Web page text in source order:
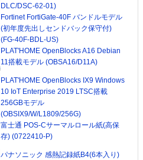
DLC/DSC-62-01)
Fortinet FortiGate-40F バンドルモデル
(初年度先出しセンドバック保守付)
(FG-40F-BDL-US)
PLAT'HOME OpenBlocks A16 Debian
11搭載モデル (OBSA16/D11A)
PLAT'HOME OpenBlocks IX9 Windows
10 IoT Enterprise 2019 LTSC搭載
256GBモデル
(OBSIX9/W/L1809/256G)
富士通 POS-Cサーマルロール紙(高保
存) (0722410-P)
パナソニック 感熱記録紙B4(6本入り)